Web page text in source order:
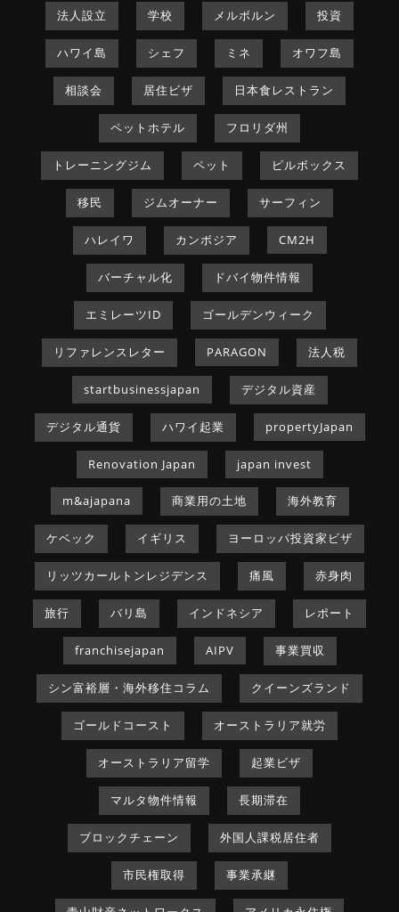
法人設立 学校 メルボルン 投資
ハワイ島 シェフ ミネ オワフ島
相談会 居住ビザ 日本食レストラン
ペットホテル フロリダ州
トレーニングジム ペット ピルボックス
移民 ジムオーナー サーフィン
ハレイワ カンボジア CM2H
バーチャル化 ドバイ物件情報
エミレーツID ゴールデンウィーク
リファレンスレター PARAGON 法人税
startbusinessjapan デジタル資産
デジタル通貨 ハワイ起業 propertyJapan
Renovation Japan japan invest
m&ajapana 商業用の土地 海外教育
ケベック イギリス ヨーロッパ投資家ビザ
リッツカールトンレジデンス 痛風 赤身肉
旅行 バリ島 インドネシア レポート
franchisejapan AIPV 事業買収
シン富裕層・海外移住コラム クイーンズランド
ゴールドコースト オーストラリア就労
オーストラリア留学 起業ビザ
マルタ物件情報 長期滞在
ブロックチェーン 外国人課税居住者
市民権取得 事業承継